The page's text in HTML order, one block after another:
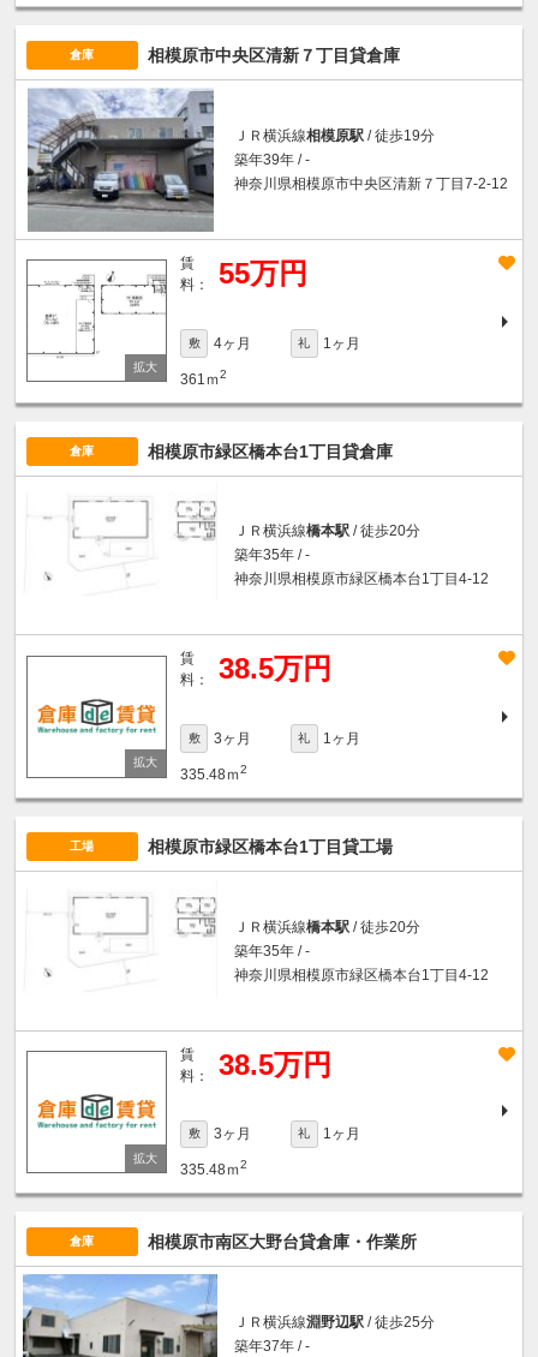
倉庫 相模原市中央区清新７丁目貸倉庫
ＪＲ横浜線相模原駅 / 徒歩19分
築年39年 / -
神奈川県相模原市中央区清新７丁目7-2-12
賃
料：
55万円
敷 4ヶ月 礼 1ヶ月
361ｍ2
倉庫 相模原市緑区橋本台1丁目貸倉庫
ＪＲ横浜線橋本駅 / 徒歩20分
築年35年 / -
神奈川県相模原市緑区橋本台1丁目4-12
賃
料：
38.5万円
敷 3ヶ月 礼 1ヶ月
335.48ｍ2
工場 相模原市緑区橋本台1丁目貸工場
ＪＲ横浜線橋本駅 / 徒歩20分
築年35年 / -
神奈川県相模原市緑区橋本台1丁目4-12
賃
料：
38.5万円
敷 3ヶ月 礼 1ヶ月
335.48ｍ2
倉庫 相模原市南区大野台貸倉庫・作業所
ＪＲ横浜線淵野辺駅 / 徒歩25分
築年37年 / -